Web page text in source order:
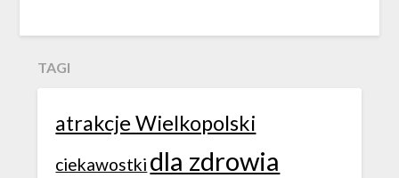
TAGI
atrakcje Wielkopolski
ciekawostki dla zdrowia